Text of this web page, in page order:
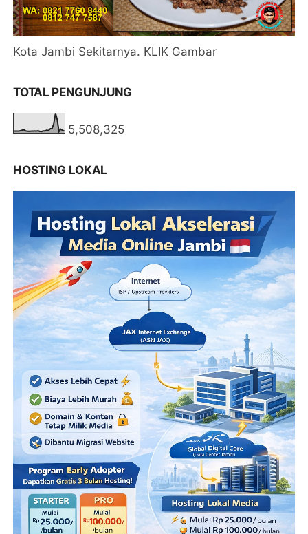
Kota Jambi Sekitarnya. KLIK Gambar
TOTAL PENGUNJUNG
5,508,325
HOSTING LOKAL